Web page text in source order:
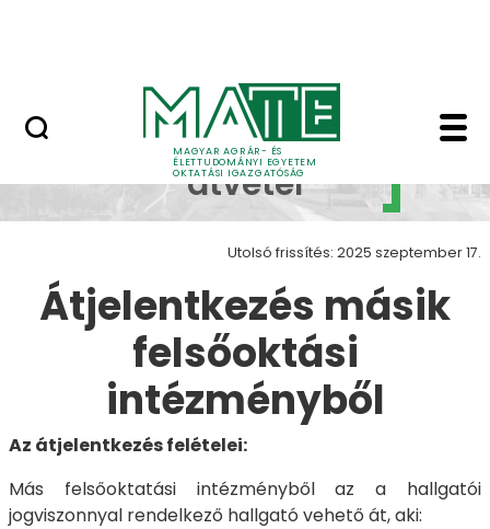
MAGYAR AGRÁR- ÉS
ÉLETTUDOMÁNYI EGYETEM
OKTATÁSI IGAZGATÓSÁG
Átjelentkezés,
Átjelentkezés,
átvétel
Utolsó frissítés: 2025 szeptember 17.
Átjelentkezés másik
felsőoktási
intézményből
Az átjelentkezés felételei:
Más felsőoktatási intézményből az a hallgatói
jogviszonnyal rendelkező hallgató vehető át, aki: